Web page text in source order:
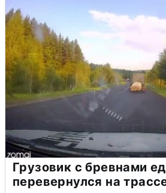
Грузовик с бревнами
перевернулся на